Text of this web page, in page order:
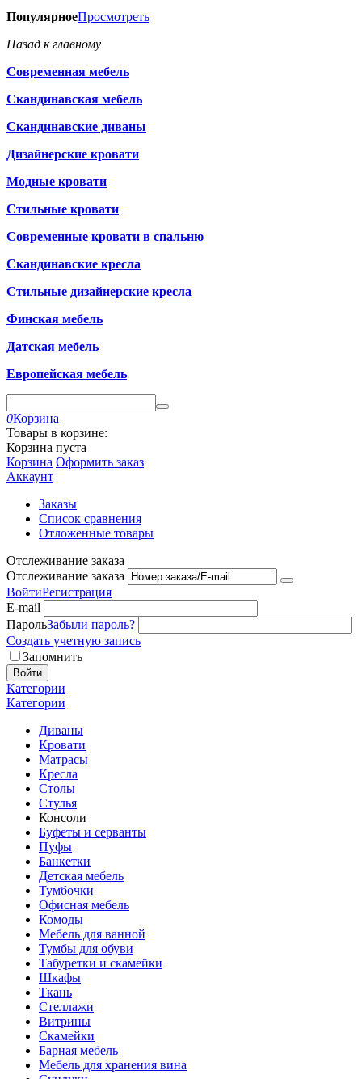
ПопулярноеПросмотреть
Назад к главному
Современная мебель
Скандинавская мебель
Скандинавские диваны
Дизайнерские кровати
Модные кровати
Стильные кровати
Современные кровати в спальню
Скандинавские кресла
Стильные дизайнерские кресла
Финская мебель
Датская мебель
Европейская мебель
0Корзина
Товары в корзине:
Корзина пуста
Корзина Оформить заказ
Аккаунт
Заказы
Список сравнения
Отложенные товары
Отслеживание заказа
Отслеживание заказа
ВойтиРегистрация
E-mail
ПарольЗабыли пароль?
Создать учетную запись
Запомнить
Войти
Категории
Категории
Диваны
Кровати
Матрасы
Кресла
Столы
Стулья
Консоли
Буфеты и серванты
Пуфы
Банкетки
Детская мебель
Тумбочки
Офисная мебель
Комоды
Мебель для ванной
Тумбы для обуви
Табуретки и скамейки
Шкафы
Ткань
Стеллажи
Витрины
Скамейки
Барная мебель
Мебель для хранения вина